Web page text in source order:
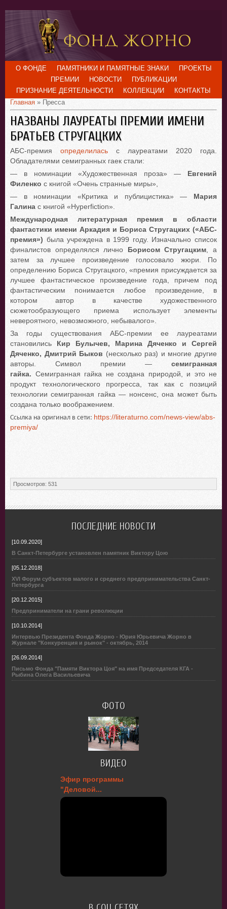
О ФОНДЕ ПАМЯТНИКИ И ПАМЯТНЫЕ ЗНАКИ
ПРОЕКТЫ
ПРЕМИИ
НОВОСТИ
ПУБЛИКАЦИИ
ПРИЗНАНИЕ ДЕЯТЕЛЬНОСТИ
КОЛЛЕКЦИИ
КОНТАКТЫ
Главная » Пресса
НАЗВАНЫ ЛАУРЕАТЫ ПРЕМИИ ИМЕНИ
БРАТЬЕВ СТРУГАЦКИХ
АБС-премия определилась с лауреатами 2020 года.
Обладателями семигранных гаек стали:
— в номинации «Художественная проза» — Евгений
Филенко с книгой «Очень странные миры»,
— в номинации «Критика и публицистика» — Мария
Галина с книгой «Hyperfiction».
Международная литературная премия в области
фантастики имени Аркадия и Бориса Стругацких («АБС-
премия») была учреждена в 1999 году. Изначально список
финалистов определялся лично Борисом Стругацким , а
затем за лучшее произведение голосовало жюри. По
определению Бориса Стругацкого, «премия присуждается за
лучшее фантастическое произведение года, причем под
фантастическим понимается любое произведение, в
котором автор в качестве художественного
сюжетообразующего приема использует элементы
невероятного, невозможного, небывалого».
За годы существования АБС-премии ее лауреатами
становились Кир Булычев, Марина Дяченко и Сергей
Дяченко, Дмитрий Быков (несколько раз) и многие другие
авторы. Символ премии — семигранная
гайка. Семигранная гайка не создана природой, и это не
продукт технологического прогресса, так как с позиций
технологии семигранная гайка — нонсенс, она может быть
создана только воображением.
Ссылка на оригинал в сети: https://literaturno.com/news-view/abs-
premiya/
Просмотров: 531
ПОСЛЕДНИЕ НОВОСТИ
[10.09.2020]
В Санкт-Петербурге установлен памятник Виктору Цою
[05.12.2018]
XVI Форум субъектов малого и среднего предпринимательства Санкт-
Петербурга
[20.12.2015]
Предприниматели на грани революции
[10.10.2014]
Интервью Президента Фонда Жорно - Юрия Юрьевича Жорно в
Журнале "Конкуренция и рынок" - октябрь, 2014
[26.09.2014]
Письмо Фонда "Памяти Виктора Цоя" на имя Председателя КГА -
Рыбина Олега Васильевича
ФОТО
ВИДЕО
Эфир программы
"Деловой...